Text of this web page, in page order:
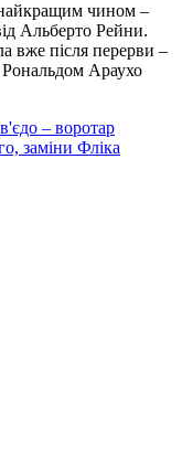
чином –
Альберто Рейни.
вже після перерви –
Рональдом Араухо
– воротар
заміни Фліка